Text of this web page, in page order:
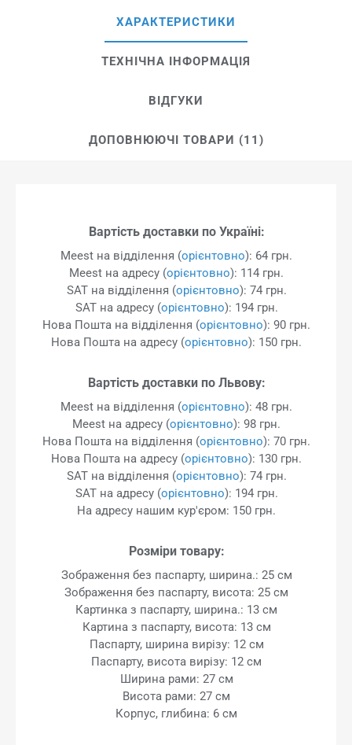
ХАРАКТЕРИСТИКИ
ТЕХНІЧНА ІНФОРМАЦІЯ
ВІДГУКИ
ДОПОВНЮЮЧІ ТОВАРИ (11)
Вартість доставки по Україні:
Meest на відділення (орієнтовно): 64 грн.
Meest на адресу (орієнтовно): 114 грн.
SAT на відділення (орієнтовно): 74 грн.
SAT на адресу (орієнтовно): 194 грн.
Нова Пошта на відділення (орієнтовно): 90 грн.
Нова Пошта на адресу (орієнтовно): 150 грн.
Вартість доставки по Львову:
Meest на відділення (орієнтовно): 48 грн.
Meest на адресу (орієнтовно): 98 грн.
Нова Пошта на відділення (орієнтовно): 70 грн.
Нова Пошта на адресу (орієнтовно): 130 грн.
SAT на відділення (орієнтовно): 74 грн.
SAT на адресу (орієнтовно): 194 грн.
На адресу нашим кур'єром: 150 грн.
Розміри товару:
Зображення без паспарту, ширина.: 25 см
Зображення без паспарту, висота: 25 см
Картинка з паспарту, ширина.: 13 см
Картина з паспарту, висота: 13 см
Паспарту, ширина вирізу: 12 см
Паспарту, висота вирізу: 12 см
Ширина рами: 27 см
Висота рами: 27 см
Корпус, глибина: 6 см